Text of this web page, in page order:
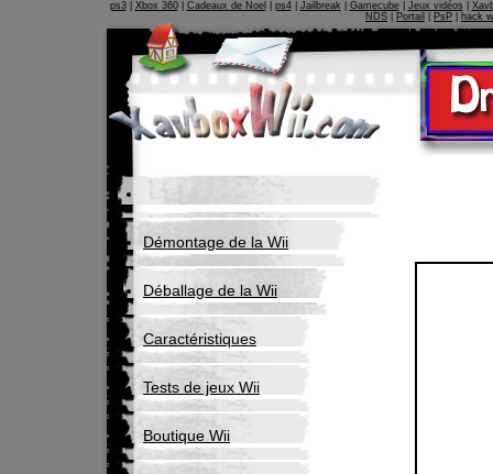
ps3| Xbox 360| Cadeaux de Noel ps4| Jailbreak| Gamecube| Jeux vidéos
NDS
Portail PsP hack
Démontage de la Wii
Déballage de la Wii
Caractéristiques
Tests de jeux Wii
Boutique Wii